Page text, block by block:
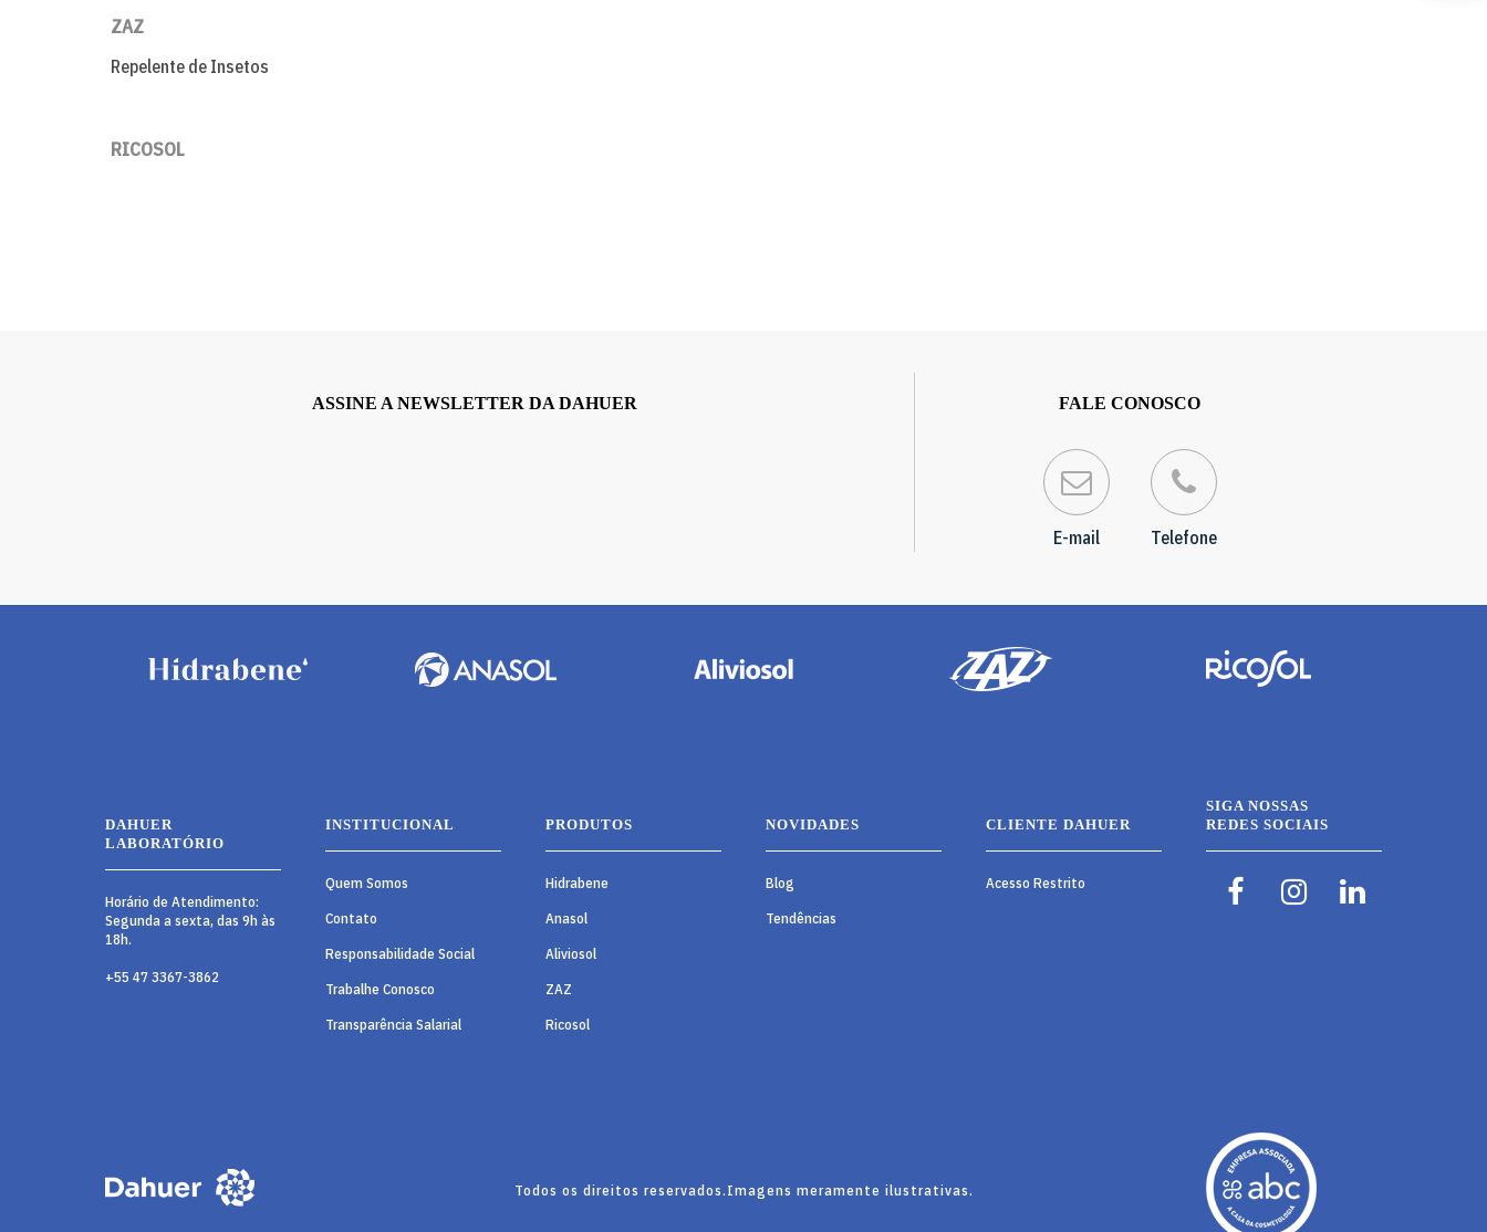
ZAZ
Repelente de Insetos
RICOSOL
ASSINE A NEWSLETTER DA DAHUER FALE CONOSCO
E-mail Telefone
DAHUER
LABORATÓRIO
Horário de Atendimento:
Segunda a sexta, das 9h às
18h.
+55 47 3367-3862
INSTITUCIONAL
Quem Somos
Contato
Responsabilidade Social
Trabalhe Conosco
Transparência Salarial
PRODUTOS
Hidrabene
Anasol
Aliviosol
ZAZ
Ricosol
NOVIDADES
Blog
Tendências
CLIENTE DAHUER
Acesso Restrito
SIGA NOSSAS
REDES SOCIAIS
Todos os direitos reservados.Imagens meramente ilustrativas.